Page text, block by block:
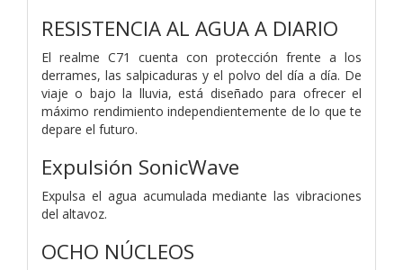
RESISTENCIA AL AGUA A DIARIO
El realme C71 cuenta con protección frente a los
derrames, las salpicaduras y el polvo del día a día. De
viaje o bajo la lluvia, está diseñado para ofrecer el
máximo rendimiento independientemente de lo que te
depare el futuro.
Expulsión SonicWave
Expulsa el agua acumulada mediante las vibraciones
del altavoz.
OCHO NÚCLEOS